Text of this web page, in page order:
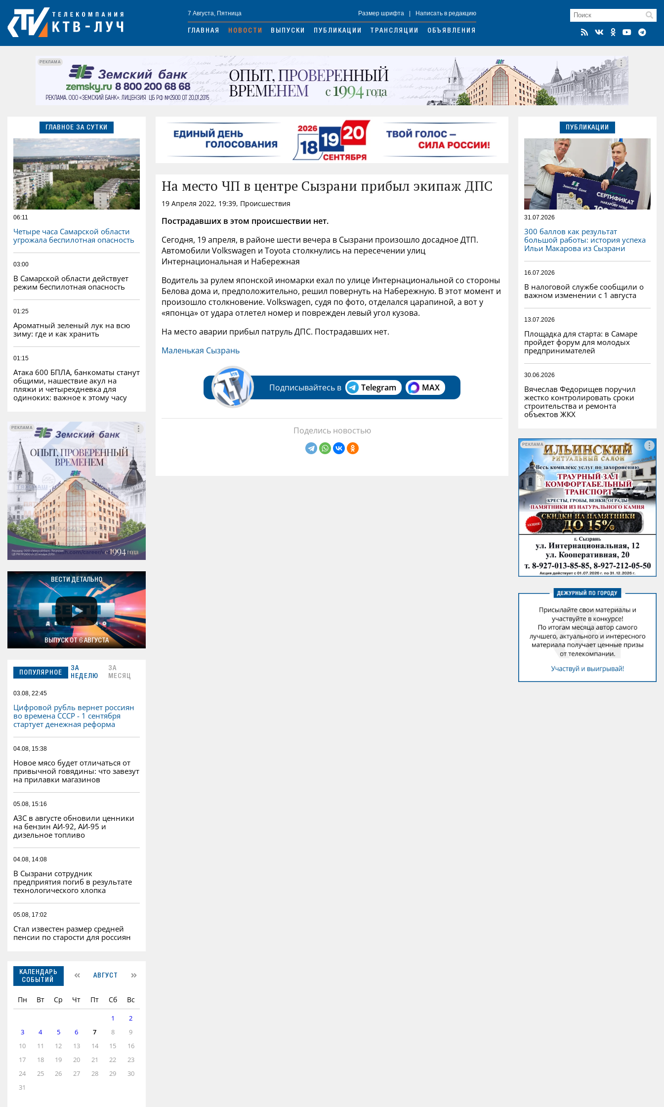
7 Августа, Пятница Размер шрифта Написать в редакцию
ГЛАВНАЯ НОВОСТИ ВЫПУСКИ ПУБЛИКАЦИИ ТРАНСЛЯЦИИ ОБЪЯВЛЕНИЯ
РЕКЛАМА
ГЛАВНОЕ ЗА СУТКИ
06:11
Четыре часа Самарской области
угрожала беспилотная опасность
03:00
В Самарской области действует
режим беспилотная опасность
01:25
Ароматный зеленый лук на всю
зиму: где и как хранить
01:15
Атака 600 БПЛА, банкоматы станут
общими, нашествие акул на
пляжи и четырехдневка для
одиноких: важное к этому часу
РЕКЛАМА
РЕКЛАМА
ВЕСТИ ДЕТАЛЬНО
ВЫПУСК ОТ 6 АВГУСТА
ПОПУЛЯРНОЕ
ЗА
НЕДЕЛЮ
ЗА
МЕСЯЦ
03.08, 22:45
Цифровой рубль вернет россиян
во времена СССР - 1 сентября
стартует денежная реформа
04.08, 15:38
Новое мясо будет отличаться от
привычной говядины: что завезут
на прилавки магазинов
05.08, 15:16
АЗС в августе обновили ценники
на бензин АИ-92, АИ-95 и
дизельное топливо
04.08, 14:08
В Сызрани сотрудник
предприятия погиб в результате
технологического хлопка
05.08, 17:02
Стал известен размер средней
пенсии по старости для россиян
КАЛЕНДАРЬ
СОБЫТИЙ
АВГУСТ
Пн Вт Ср Чт Пт Сб Вс
1
2
3
4 5 6 7 8
9
10
11 12 13 14 15
16
17
18 19 20 21 22
23
24
25 26 27 28 29
30
31
На место ЧП в центре Сызрани прибыл экипаж ДПС
19 Апреля 2022, 19:39, Происшествия
Пострадавших в этом происшествии нет.
Сегодня, 19 апреля, в районе шести вечера в Сызрани произошло досадное ДТП.
Автомобили Volkswagen и Toyota столкнулись на пересечении улиц
Интернациональная и Набережная
Водитель за рулем японской иномарки ехал по улице Интернациональной со стороны
Белова дома и, предположительно, решил повернуть на Набережную. В этот момент и
произошло столкновение. Volkswagen, судя по фото, отделался царапиной, а вот у
«японца» от удара отлетел номер и поврежден левый угол кузова.
На место аварии прибыл патруль ДПС. Пострадавших нет.
Маленькая Сызрань
Подписывайтесь в Telegram MAX
Поделись новостью
ПУБЛИКАЦИИ
31.07.2026
300 баллов как результат
большой работы: история успеха
Ильи Макарова из Сызрани
16.07.2026
В налоговой службе сообщили о
важном изменении с 1 августа
13.07.2026
Площадка для старта: в Самаре
пройдет форум для молодых
предпринимателей
30.06.2026
Вячеслав Федорищев поручил
жестко контролировать сроки
строительства и ремонта
объектов ЖКХ
РЕКЛАМА